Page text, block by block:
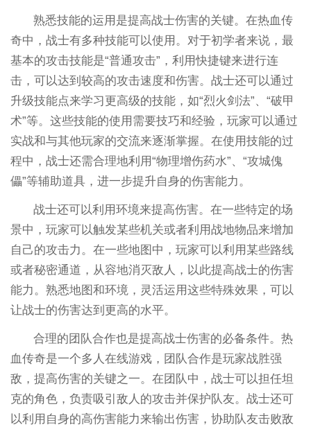
熟悉技能的运用是提高战士伤害的关键。在热血传
奇中，战士有多种技能可以使用。对于初学者来说，最
基本的攻击技能是“普通攻击”，利用快捷键来进行连
击，可以达到较高的攻击速度和伤害。战士还可以通过
升级技能点来学习更高级的技能，如“烈火剑法”、“破甲
术”等。这些技能的使用需要技巧和经验，玩家可以通过
实战和与其他玩家的交流来逐渐掌握。在使用技能的过
程中，战士还需合理地利用“物理增伤药水”、“攻城傀
儡”等辅助道具，进一步提升自身的伤害能力。
战士还可以利用环境来提高伤害。在一些特定的场
景中，玩家可以触发某些机关或者利用战地物品来增加
自己的攻击力。在一些地图中，玩家可以利用某些路线
或者秘密通道，从容地消灭敌人，以此提高战士的伤害
能力。熟悉地图和环境，灵活运用这些特殊效果，可以
让战士的伤害达到更高的水平。
合理的团队合作也是提高战士伤害的必备条件。热
血传奇是一个多人在线游戏，团队合作是玩家战胜强
敌，提高伤害的关键之一。在团队中，战士可以担任坦
克的角色，负责吸引敌人的攻击并保护队友。战士还可
以利用自身的高伤害能力来输出伤害，协助队友击败敌